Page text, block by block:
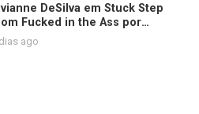
DeSilva em Stuck Step
Fucked in the Ass por
Step Son
ago